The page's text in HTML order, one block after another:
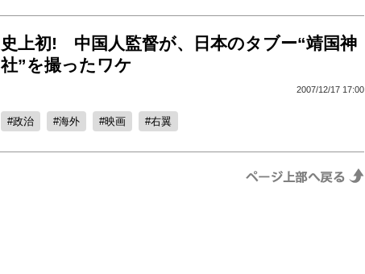
史上初! 中国人監督が、日本のタブー“靖国神
社”を撮ったワケ
2007/12/17 17:00
政治 海外 映画 右翼